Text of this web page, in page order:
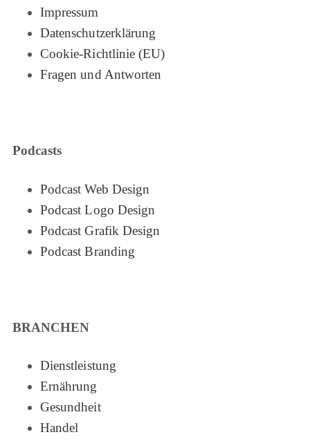
Impressum
Datenschutzerklärung
Cookie-Richtlinie (EU)
Fragen und Antworten
Podcasts
Podcast Web Design
Podcast Logo Design
Podcast Grafik Design
Podcast Branding
BRANCHEN
Dienstleistung
Ernährung
Gesundheit
Handel